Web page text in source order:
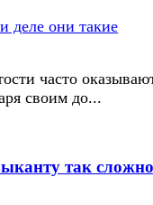
часто
своим до...
так сложно